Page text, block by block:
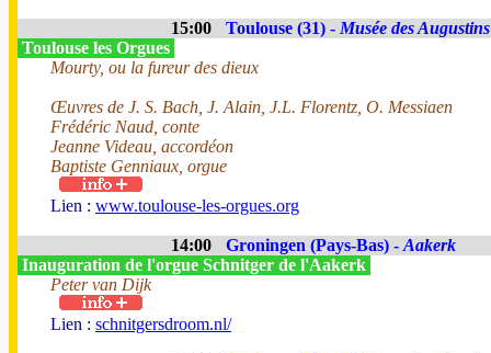
15:00 Toulouse (31) - Musée des Augustins
Toulouse les Orgues
Mourty, ou la fureur des dieux
Œuvres de J. S. Bach, J. Alain, J.L. Florentz, O. Messiaen
Frédéric Naud, conte
Jeanne Videau, accordéon
Baptiste Genniaux, orgue
Lien : www.toulouse-les-orgues.org
14:00 Groningen (Pays-Bas) - Aakerk
Inauguration de l'orgue Schnitger de l'Aakerk
Peter van Dijk
Lien : schnitgersdroom.nl/